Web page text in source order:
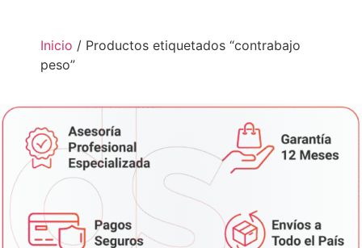
Inicio / Productos etiquetados “contrabajo
peso”